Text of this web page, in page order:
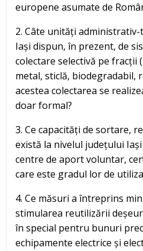
europene asumate de
2. Câte unități
Iași dispun, în prezent, de
colectare selectivă pe fracții
metal, sticlă, biodegradabil,
acestea colectarea se
doar formal?
3. Ce capacități de sortare,
există la nivelul județului
centre de aport voluntar,
care este gradul lor de
4. Ce măsuri a întreprins
stimularea reutilizării
în special pentru bunuri
echipamente electrice și